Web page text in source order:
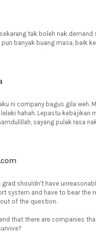
tak boleh nak demand
banyak buang masa, baik
ni company bagus gila weh.
hahah. Lepastu kebajikan
sayang pulak rasa
grad shouldn't have
system and have to bear
of the question.
that there are companies